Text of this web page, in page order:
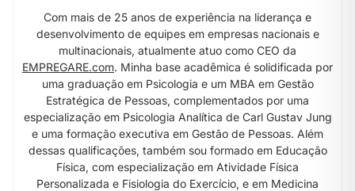
Com mais de 25 anos de experiência na liderança e
desenvolvimento de equipes em empresas nacionais e
multinacionais, atualmente atuo como CEO da
EMPREGARE.com. Minha base acadêmica é solidificada por
uma graduação em Psicologia e um MBA em Gestão
Estratégica de Pessoas, complementados por uma
especialização em Psicologia Analítica de Carl Gustav Jung
e uma formação executiva em Gestão de Pessoas. Além
dessas qualificações, também sou formado em Educação
Física, com especialização em Atividade Física
Personalizada e Fisiologia do Exercício, e em Medicina